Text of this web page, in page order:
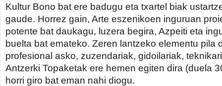
Kultur Bono bat ere badugu eta txartel biak
gaude. Horrez gain, Arte eszenikoen inguruan
potente bat daukagu, luzera begira, Azpeiti eta
buelta bat emateko. Zeren lantzeko elementu pila
profesional asko, zuzendariak, gidoilariak,
Antzerki Topaketak ere hemen egiten dira (duela
horri giro bat eman nahi diogu.